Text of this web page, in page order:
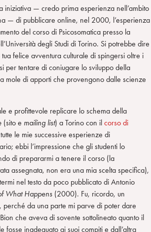
iniziativa — credo prima esperienza nell’ambito
— di pubblicare online, nel 2000, l’esperienza
del corso di Psicosomatica presso la
degli Studi di Torino. Si potrebbe dire
felice avventura culturale di spingersi oltre i
per tentare di coniugare lo sviluppo della
mole di apporti che provengono dalle scienze
e profittevole replicare lo schema della
(sito e mailing list) a Torino con il corso di
le mie successive esperienze di
ebbi l’impressione che gli studenti lo
di prepararmi a tenere il corso (la
assegnata, non era una mia scelta specifica),
nel testo da poco pubblicato di Antonio
What Happens (2000). Fu, ricordo, un
perché da una parte mi parve di poter dare
che aveva di sovente sottolineato quanto il
fosse inadeguato ai suoi compiti e dall’altra